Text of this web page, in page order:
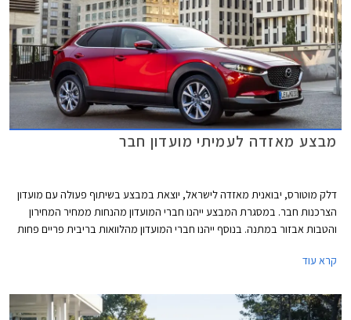
מבצע מאזדה לעמיתי מועדון חבר
דלק מוטורס, יבואנית מאזדה לישראל, יוצאת במבצע בשיתוף פעולה עם מועדון
הצרכנות חבר. במסגרת המבצע ייהנו חברי המועדון מהנחות ממחיר המחירון
והטבות אבזור במתנה. בנוסף ייהנו חברי המועדון מהלוואות בריבית פריים פחות
תוכנית המימון חבר ליס. המבצע יתקיים בכל אולמות התצוגה של מאזדה בין
קרא עוד